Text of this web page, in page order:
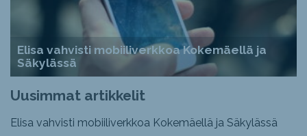
Elisa vahvisti mobiiliverkkoa Kokemäellä ja
Säkylässä
Uusimmat artikkelit
Elisa vahvisti mobiiliverkkoa Kokemäellä ja Säkylässä